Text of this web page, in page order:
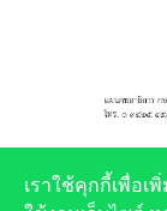
เราใช้คุกกี้เพื่อ